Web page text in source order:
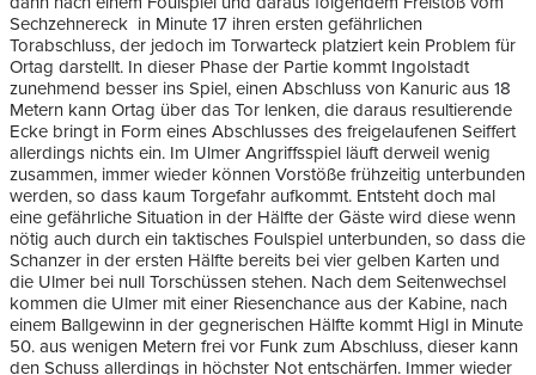
Sechzehnereck in Minute 17 ihren ersten gefährlichen
Torabschluss, der jedoch im Torwarteck platziert kein Problem für
Ortag darstellt. In dieser Phase der Partie kommt Ingolstadt
zunehmend besser ins Spiel, einen Abschluss von Kanuric aus 18
Metern kann Ortag über das Tor lenken, die daraus resultierende
Ecke bringt in Form eines Abschlusses des freigelaufenen Seiffert
allerdings nichts ein. Im Ulmer Angriffsspiel läuft derweil wenig
zusammen, immer wieder können Vorstöße frühzeitig unterbunden
werden, so dass kaum Torgefahr aufkommt. Entsteht doch mal
eine gefährliche Situation in der Hälfte der Gäste wird diese wenn
nötig auch durch ein taktisches Foulspiel unterbunden, so dass die
Schanzer in der ersten Hälfte bereits bei vier gelben Karten und
die Ulmer bei null Torschüssen stehen. Nach dem Seitenwechsel
kommen die Ulmer mit einer Riesenchance aus der Kabine, nach
einem Ballgewinn in der gegnerischen Hälfte kommt Higl in Minute
50. aus wenigen Metern frei vor Funk zum Abschluss, dieser kann
den Schuss allerdings in höchster Not entschärfen. Immer wieder